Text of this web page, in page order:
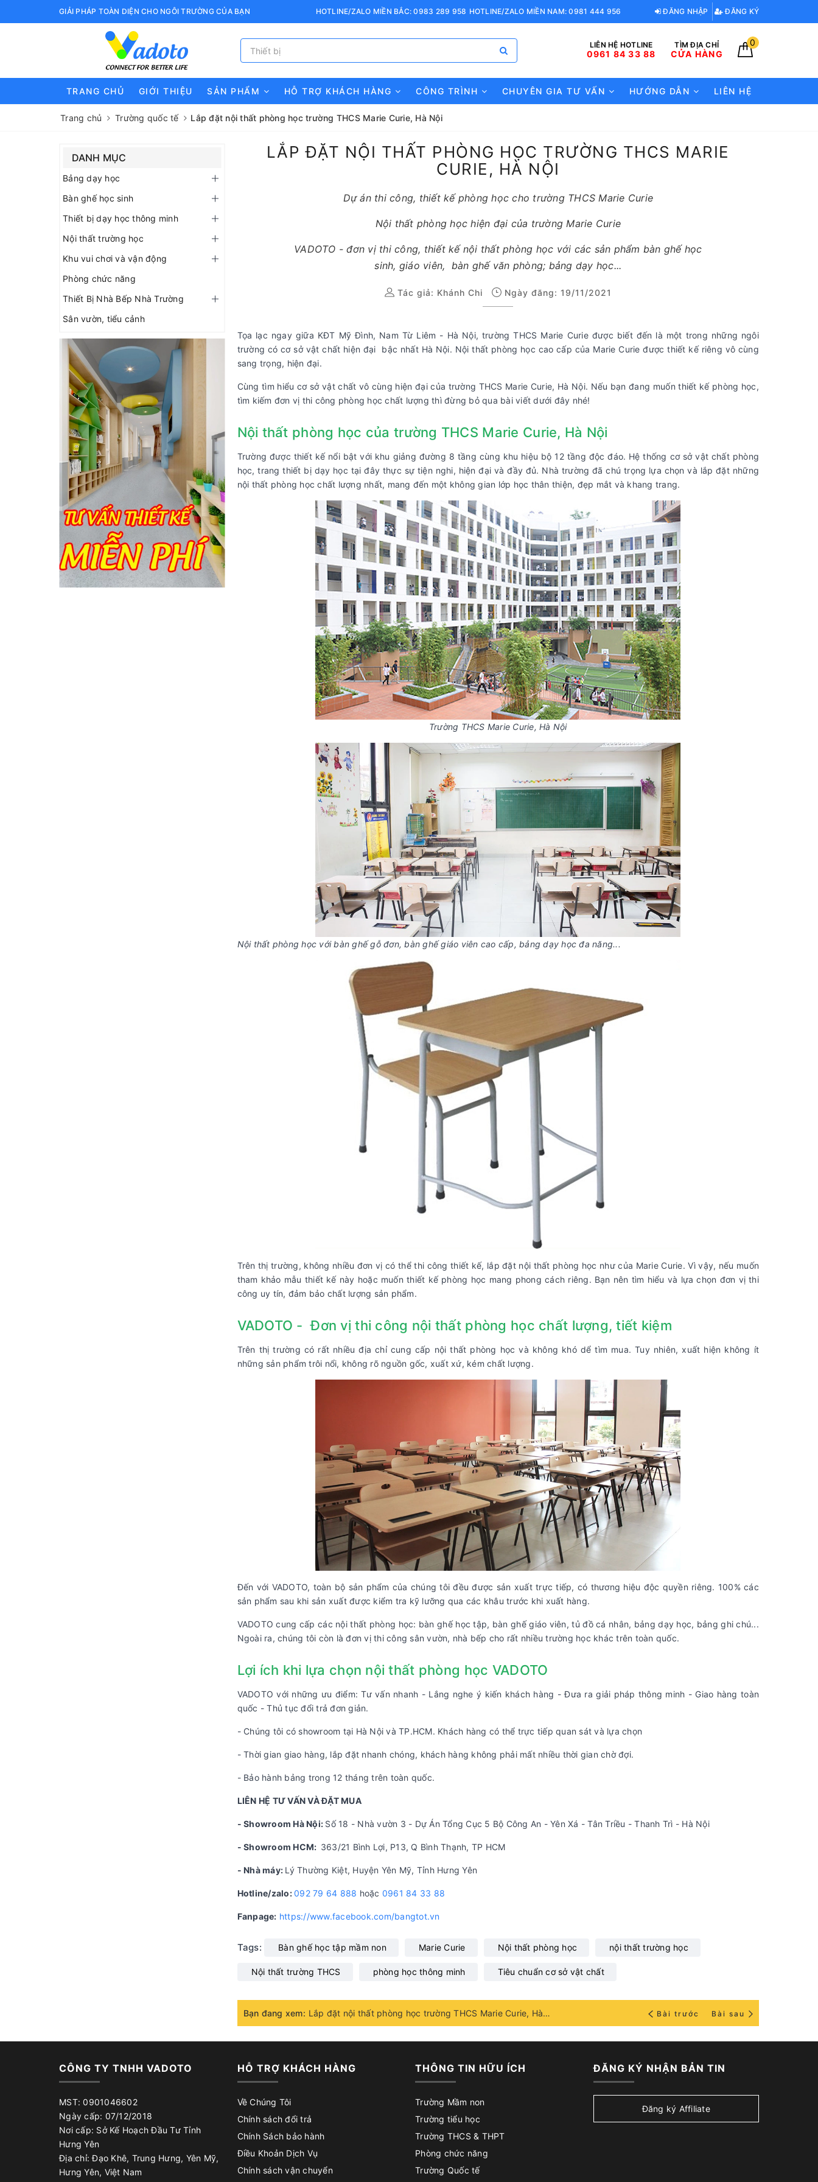
GIẢI PHÁP TOÀN DIỆN CHO NGÔI TRƯỜNG CỦA BẠN HOTLINE/ZALO MIỀN BẮC: 0983 289 958 HOTLINE/ZALO MIỀN NAM: 0981 444 956 ĐĂNG NHẬP ĐĂNG KÝ
LIÊN HỆ HOTLINE
0961 84 33 88
TÌM ĐỊA CHỈ
CỬA HÀNG
0
TRANG CHỦ GIỚI THIỆU SẢN PHẨM HỖ TRỢ KHÁCH HÀNG CÔNG TRÌNH CHUYÊN GIA TƯ VẤN HƯỚNG DẪN LIÊN HỆ
Trang chủ Trường quốc tế Lắp đặt nội thất phòng học trường THCS Marie Curie, Hà Nội
LẮP ĐẶT NỘI THẤT PHÒNG HỌC TRƯỜNG THCS MARIE
CURIE, HÀ NỘI
Dự án thi công, thiết kế phòng học cho trường THCS Marie Curie
Nội thất phòng học hiện đại của trường Marie Curie
VADOTO - đơn vị thi công, thiết kế nội thất phòng học với các sản phẩm bàn ghế học
sinh, giáo viên, bàn ghế văn phòng; bảng dạy học...
Tác giả: Khánh Chi Ngày đăng: 19/11/2021
Tọa lạc ngay giữa KĐT Mỹ Đình, Nam Từ Liêm - Hà Nội, trường THCS Marie Curie được biết đến là một trong những ngôi
trường có cơ sở vật chất hiện đại bậc nhất Hà Nội. Nội thất phòng học cao cấp của Marie Curie được thiết kế riêng vô cùng
sang trọng, hiện đại.
Cùng tìm hiểu cơ sở vật chất vô cùng hiện đại của trường THCS Marie Curie, Hà Nội. Nếu bạn đang muốn thiết kế phòng học,
tìm kiếm đơn vị thi công phòng học chất lượng thì đừng bỏ qua bài viết dưới đây nhé!
Nội thất phòng học của trường THCS Marie Curie, Hà Nội
Trường được thiết kế nổi bật với khu giảng đường 8 tầng cùng khu hiệu bộ 12 tầng độc đáo. Hệ thống cơ sở vật chất phòng
học, trang thiết bị dạy học tại đây thực sự tiện nghi, hiện đại và đầy đủ. Nhà trường đã chú trọng lựa chọn và lắp đặt những
nội thất phòng học chất lượng nhất, mang đến một không gian lớp học thân thiện, đẹp mắt và khang trang.
Trường THCS Marie Curie, Hà Nội
Nội thất phòng học với bàn ghế gỗ đơn, bàn ghế giáo viên cao cấp, bảng dạy học đa năng...
Trên thị trường, không nhiều đơn vị có thể thi công thiết kế, lắp đặt nội thất phòng học như của Marie Curie. Vì vậy, nếu muốn
tham khảo mẫu thiết kế này hoặc muốn thiết kế phòng học mang phong cách riêng. Bạn nên tìm hiểu và lựa chọn đơn vị thi
công uy tín, đảm bảo chất lượng sản phẩm.
VADOTO - Đơn vị thi công nội thất phòng học chất lượng, tiết kiệm
Trên thị trường có rất nhiều địa chỉ cung cấp nội thất phòng học và không khó dể tìm mua. Tuy nhiên, xuất hiện không ít
những sản phẩm trôi nổi, không rõ nguồn gốc, xuất xứ, kém chất lượng.
Đến với VADOTO, toàn bộ sản phẩm của chúng tôi đều được sản xuất trực tiếp, có thương hiệu độc quyền riêng. 100% các
sản phẩm sau khi sản xuất được kiểm tra kỹ lưỡng qua các khâu trước khi xuất hàng.
VADOTO cung cấp các nội thất phòng học: bàn ghế học tập, bàn ghế giáo viên, tủ đồ cá nhân, bảng dạy học, bảng ghi chú...
Ngoài ra, chúng tôi còn là đơn vị thi công sân vườn, nhà bếp cho rất nhiều trường học khác trên toàn quốc.
Lợi ích khi lựa chọn nội thất phòng học VADOTO
VADOTO với những ưu điểm: Tư vấn nhanh - Lắng nghe ý kiến khách hàng - Đưa ra giải pháp thông minh - Giao hàng toàn
quốc - Thủ tục đổi trả đơn giản.
- Chúng tôi có showroom tại Hà Nội và TP.HCM. Khách hàng có thể trực tiếp quan sát và lựa chọn
- Thời gian giao hàng, lắp đặt nhanh chóng, khách hàng không phải mất nhiều thời gian chờ đợi.
- Bảo hành bảng trong 12 tháng trên toàn quốc.
LIÊN HỆ TƯ VẤN VÀ ĐẶT MUA
- Showroom Hà Nội: Số 18 - Nhà vườn 3 - Dự Án Tổng Cục 5 Bộ Công An - Yên Xá - Tân Triều - Thanh Trì - Hà Nội
- Showroom HCM: 363/21 Bình Lợi, P13, Q Bình Thạnh, TP HCM
- Nhà máy: Lý Thường Kiệt, Huyện Yên Mỹ, Tỉnh Hưng Yên
Hotline/zalo:092 79 64 888 hoặc 0961 84 33 88
Fanpage: https://www.facebook.com/bangtot.vn
Tags: Bàn ghế học tập mầm non Marie Curie Nội thất phòng học nội thất trường học
Nội thất trường THCS phòng học thông minh Tiêu chuẩn cơ sở vật chất
Bạn đang xem: Lắp đặt nội thất phòng học trường THCS Marie Curie, Hà Nội Bài trước Bài sau
DANH MỤC
Bảng dạy học
Bàn ghế học sinh
Thiết bị dạy học thông minh
Nội thất trường học
Khu vui chơi và vận động
Phòng chức năng
Thiết Bị Nhà Bếp Nhà Trường
Sân vườn, tiểu cảnh
CÔNG TY TNHH VADOTO
MST: 0901046602
Ngày cấp: 07/12/2018
Nơi cấp: Sở Kế Hoạch Đầu Tư Tỉnh
Hưng Yên
Địa chỉ: Đạo Khê, Trung Hưng, Yên Mỹ,
Hưng Yên, Việt Nam
HỖ TRỢ KHÁCH HÀNG
Về Chúng Tôi
Chính sách đổi trả
Chính Sách bảo hành
Điều Khoản Dịch Vụ
Chính sách vận chuyển
THÔNG TIN HỮU ÍCH
Trường Mầm non
Trường tiểu học
Trường THCS & THPT
Phòng chức năng
Trường Quốc tế
ĐĂNG KÝ NHẬN BẢN TIN
Đăng ký Affiliate